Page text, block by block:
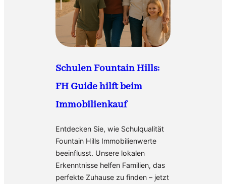
Schulen Fountain Hills:
FH Guide hilft beim
Immobilienkauf
Entdecken Sie, wie Schulqualität
Fountain Hills Immobilienwerte
beeinflusst. Unsere lokalen
Erkenntnisse helfen Familien, das
perfekte Zuhause zu finden – jetzt